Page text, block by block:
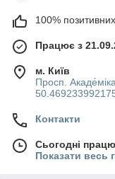
100% позитивних
Працює з
м. Київ
Просп.
Контакти
Сьогодні
Показати весь